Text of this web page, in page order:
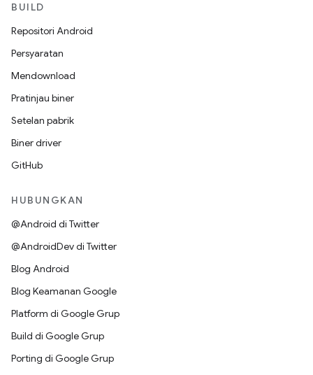
BUILD
Repositori Android
Persyaratan
Mendownload
Pratinjau biner
Setelan pabrik
Biner driver
GitHub
HUBUNGKAN
@Android di Twitter
@AndroidDev di Twitter
Blog Android
Blog Keamanan Google
Platform di Google Grup
Build di Google Grup
Porting di Google Grup